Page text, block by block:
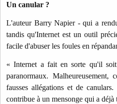
Un canular ?
L'auteur Barry Napier - qui a
tandis qu'Internet est un outil
facile d'abuser les foules en
« Internet a fait en sorte qu'il
paranormaux.
fausses allégations et de
contribue à un mensonge qui a